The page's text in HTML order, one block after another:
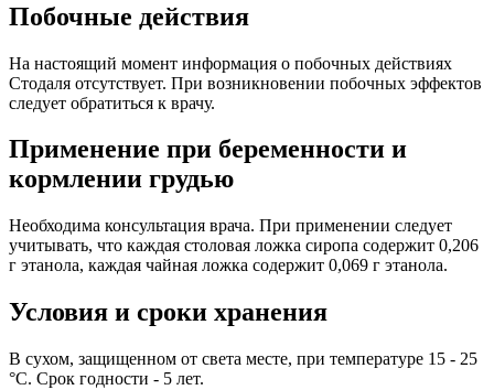
Побочные действия
На настоящий момент информация о побочных действиях
Стодаля отсутствует. При возникновении побочных эффектов
следует обратиться к врачу.
Применение при беременности и
кормлении грудью
Необходима консультация врача. При применении следует
учитывать, что каждая столовая ложка сиропа содержит 0,206
г этанола, каждая чайная ложка содержит 0,069 г этанола.
Условия и сроки хранения
В сухом, защищенном от света месте, при температуре 15 - 25
°C. Срок годности - 5 лет.